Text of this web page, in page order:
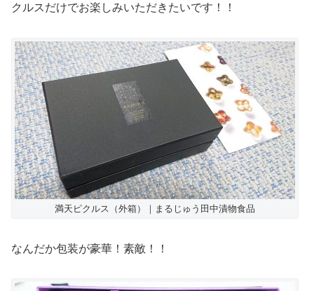
クルスだけでお楽しみいただきたいです！！
満天ピクルス（外箱）｜まるじゅう田中漬物食品
なんだか包装が豪華！素敵！！